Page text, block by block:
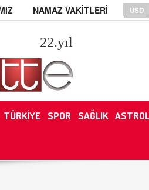
NAMAZ VAKİTLERİ USD
22.yıl
TÜRKİYE SPOR SAĞLIK